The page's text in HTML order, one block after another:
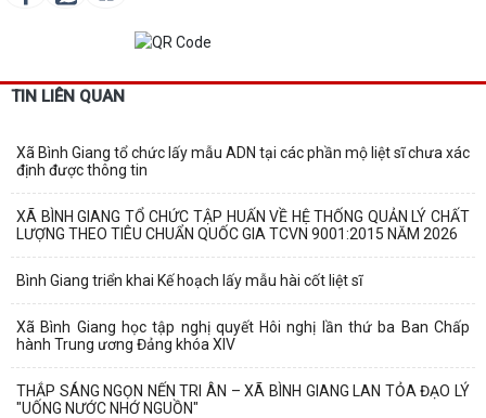
TIN LIÊN QUAN
Xã Bình Giang tổ chức lấy mẫu ADN tại các phần mộ liệt sĩ chưa xác
định được thông tin
XÃ BÌNH GIANG TỔ CHỨC TẬP HUẤN VỀ HỆ THỐNG QUẢN LÝ CHẤT
LƯỢNG THEO TIÊU CHUẨN QUỐC GIA TCVN 9001:2015 NĂM 2026
Bình Giang triển khai Kế hoạch lấy mẫu hài cốt liệt sĩ
Xã Bình Giang học tập nghị quyết Hôi nghị lần thứ ba Ban Chấp
hành Trung ương Đảng khóa XIV
THẮP SÁNG NGỌN NẾN TRI ÂN – XÃ BÌNH GIANG LAN TỎA ĐẠO LÝ
"UỐNG NƯỚC NHỚ NGUỒN"